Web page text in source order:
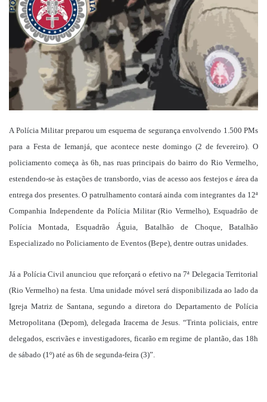
A Polícia Militar preparou um esquema de segurança envolvendo 1.500 PMs
para a Festa de Iemanjá, que acontece neste domingo (2 de fevereiro). O
policiamento começa às 6h, nas ruas principais do bairro do Rio Vermelho,
estendendo-se às estações de transbordo, vias de acesso aos festejos e área da
entrega dos presentes.O patrulhamento contará ainda com integrantes da 12ª
Companhia Independente da Polícia Militar (Rio Vermelho), Esquadrão de
Polícia Montada, Esquadrão Águia, Batalhão de Choque, Batalhão
Especializado no Policiamento de Eventos (Bepe), dentre outras unidades.
Já a Polícia Civil anunciou que reforçará o efetivo na 7ª Delegacia Territorial
(Rio Vermelho) na festa. Uma unidade móvel será disponibilizada ao lado da
Igreja Matriz de Santana, segundo a diretora do Departamento de Polícia
Metropolitana (Depom), delegada Iracema de Jesus. “Trinta policiais, entre
delegados, escrivães e investigadores, ficarão em regime de plantão, das 18h
de sábado (1º) até as 6h de segunda-feira (3)”.